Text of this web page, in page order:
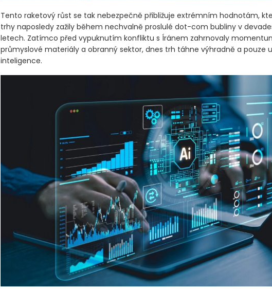
Tento raketový růst se tak nebezpečně přibližuje extrémním hodnotám,
trhy naposledy zažily během nechvalně proslulé dot-com bubliny v
letech. Zatímco před vypuknutím konfliktu s Íránem zahrnovaly
průmyslové materiály a obranný sektor, dnes trh táhne výhradně a pouze
inteligence.